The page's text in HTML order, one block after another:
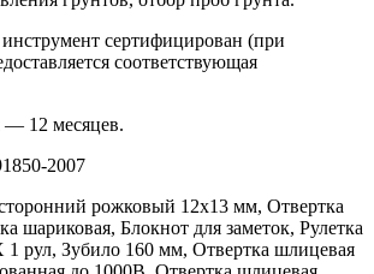
сертифицирован (при
соответствующая
— 12 месяцев.
2007
рожковый 12х13 мм, Отвертка
шариковая, Блокнот для заметок, Рулетка
рул, Зубило 160 мм, Отвертка шлицевая